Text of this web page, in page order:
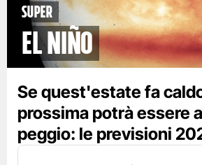
Super
El Niño
Se quest'estate fa
prossima potrà essere
peggio: le previsioni